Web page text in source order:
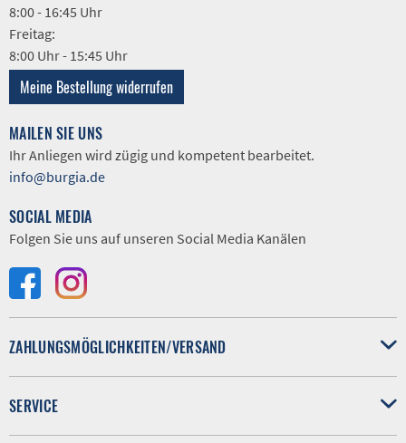
8:00 - 16:45 Uhr
Freitag:
8:00 Uhr - 15:45 Uhr
Meine Bestellung widerrufen
MAILEN SIE UNS
Ihr Anliegen wird zügig und kompetent bearbeitet.
info@burgia.de
SOCIAL MEDIA
Folgen Sie uns auf unseren Social Media Kanälen
ZAHLUNGSMÖGLICHKEITEN/VERSAND
SERVICE